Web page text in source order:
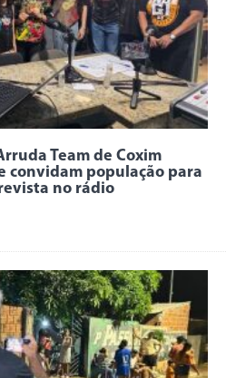
Team de Coxim
convidam população para
no rádio